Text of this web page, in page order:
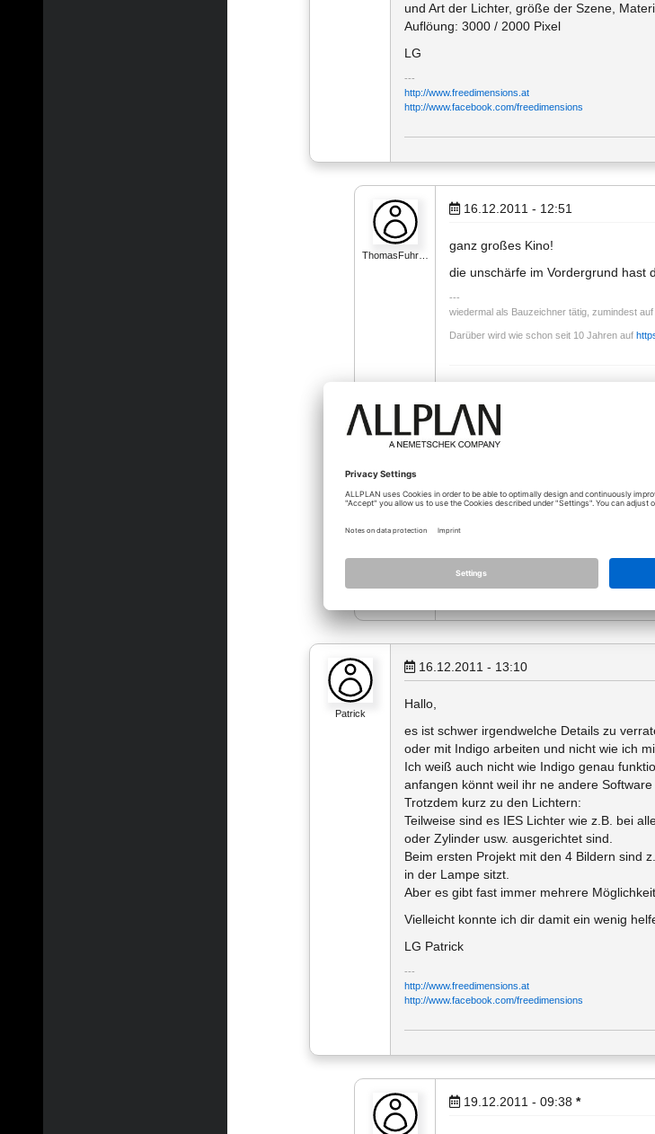
und Art der Lichter, größe der Szene,
Auflöung: 3000 / 2000 Pixel
LG
http://www.freedimensions.at
http://www.facebook.com/freedimensions
ThomasFuhr…
16.12.2011 - 12:51
ganz großes Kino!
die unschärfe im Vordergrund hast
wiedermal als Bauzeichner tätig, zumindest
Darüber wird wie schon seit 10 Jahren auf
16.12.2011 - 13:01
machst Du das alles in Cinema mit
Deine Einstellungen dafür würden
verraten. Danke.
Patrick
16.12.2011 - 13:10
Hallo,
es ist schwer irgendwelche Details zu
oder mit Indigo arbeiten und nicht wie ich
Ich weiß auch nicht wie Indigo genau
anfangen könnt weil ihr ne andere Software
Trotzdem kurz zu den Lichtern:
Teilweise sind es IES Lichter wie z.B. bei
oder Zylinder usw. ausgerichtet sind.
Beim ersten Projekt mit den 4 Bildern sind
in der Lampe sitzt.
Aber es gibt fast immer mehrere
Vielleicht konnte ich dir damit ein wenig
LG Patrick
http://www.freedimensions.at
http://www.facebook.com/freedimensions
19.12.2011 - 09:38 *